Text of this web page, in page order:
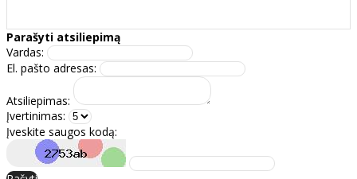
Parašyti atsiliepimą
Vardas:
El. pašto adresas:
Atsiliepimas:
Įvertinimas:
Įveskite saugos kodą: